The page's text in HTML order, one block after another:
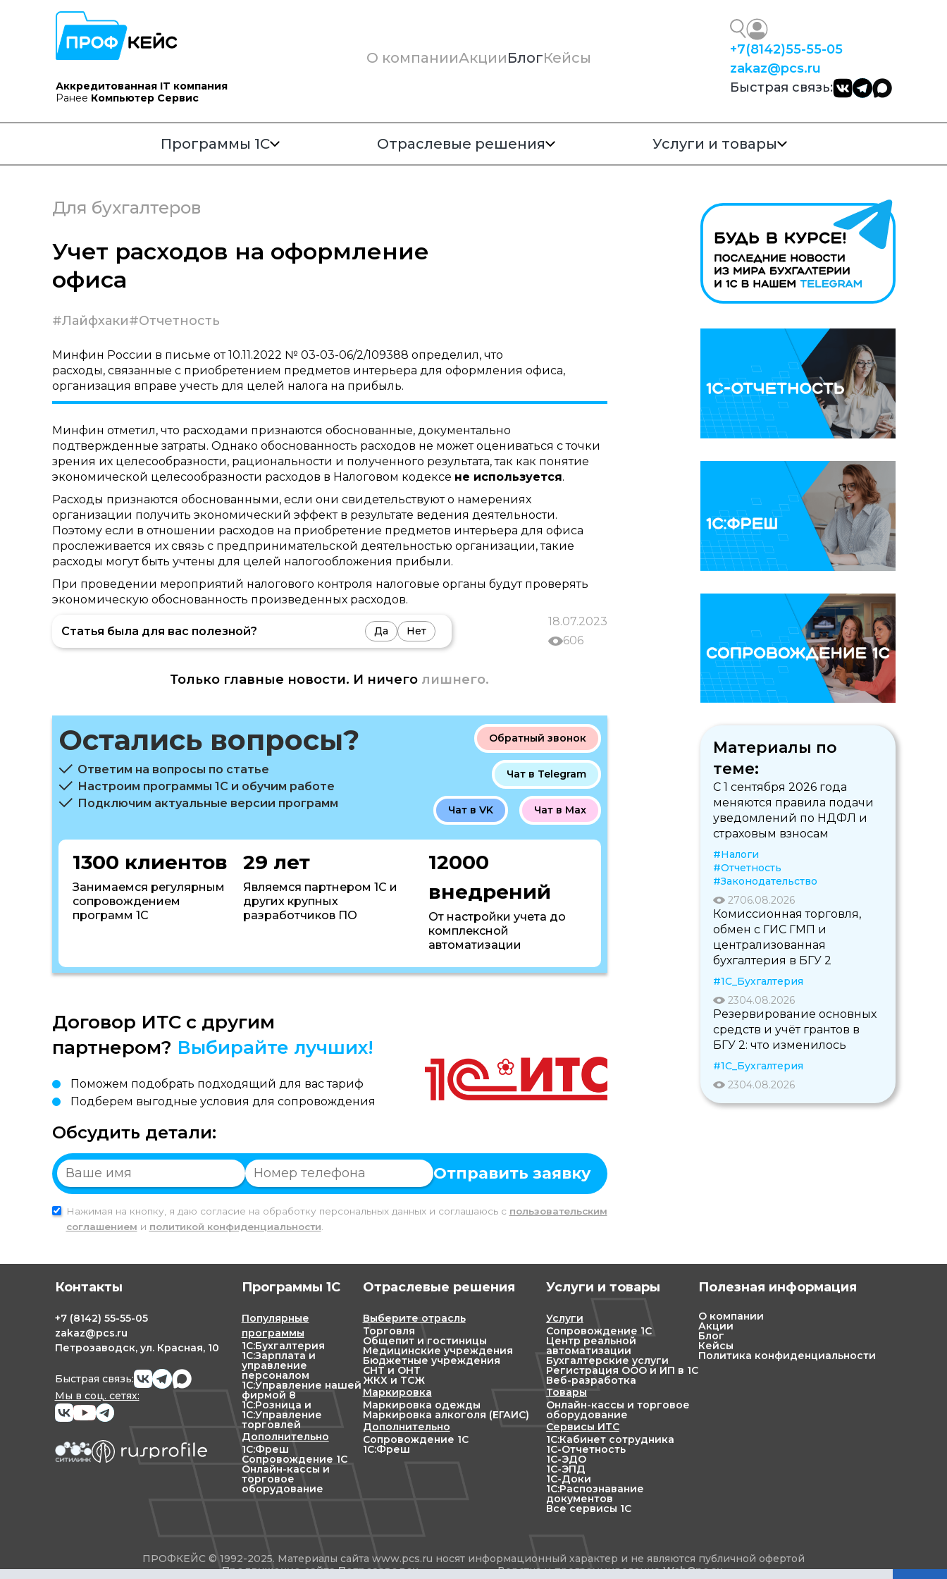
Аккредитованная IT компания
Ранее Компьютер Сервис
О компанииАкцииБлогКейсы
+7(8142)55-55-05
zakaz@pcs.ru
Быстрая связь:
Программы 1С Отраслевые решения Услуги и товары
Для бухгалтеров
Учет расходов на оформление
офиса
#Лайфхаки#Отчетность
Минфин России в письме от 10.11.2022 № 03-03-06/2/109388 определил, что
расходы, связанные с приобретением предметов интерьера для оформления офиса,
организация вправе учесть для целей налога на прибыль.
Минфин отметил, что расходами признаются обоснованные, документально
подтвержденные затраты. Однако обоснованность расходов не может оцениваться с точки
зрения их целесообразности, рациональности и полученного результата, так как понятие
экономической целесообразности расходов в Налоговом кодексе не используется.
Расходы признаются обоснованными, если они свидетельствуют о намерениях
организации получить экономический эффект в результате ведения деятельности.
Поэтому если в отношении расходов на приобретение предметов интерьера для офиса
прослеживается их связь с предпринимательской деятельностью организации, такие
расходы могут быть учтены для целей налогообложения прибыли.
При проведении мероприятий налогового контроля налоговые органы будут проверять
экономическую обоснованность произведенных расходов.
18.07.2023
606
Статья была для вас полезной? Да Нет
Только главные новости. И ничего лишнего.
Остались вопросы?
Ответим на вопросы по статье
Настроим программы 1С и обучим работе
Подключим актуальные версии программ
Обратный звонок
Чат в Telegram
Чат в Max
Чат в VK
1300 клиентов
Занимаемся регулярным
сопровождением
программ 1С
29 лет
Являемся партнером 1С и
других крупных
разработчиков ПО
12000
внедрений
От настройки учета до
комплексной
автоматизации
Договор ИТС с другим
партнером? Выбирайте лучших!
Поможем подобрать подходящий для вас тариф
Подберем выгодные условия для сопровождения
Обсудить детали:
Отправить заявку
Нажимая на кнопку, я даю согласие на обработку персональных данных и соглашаюсь c пользовательским
соглашением и политикой конфиденциальности
Материалы по
теме:
С 1 сентября 2026 года
меняются правила подачи
уведомлений по НДФЛ и
страховым взносам
#Налоги
#Отчетность
#Законодательство
2706.08.2026
Комиссионная торговля,
обмен с ГИС ГМП и
централизованная
бухгалтерия в БГУ 2
#1С_Бухгалтерия
2304.08.2026
Резервирование основных
средств и учёт грантов в
БГУ 2: что изменилось
#1С_Бухгалтерия
2304.08.2026
Контакты
+7 (8142) 55-55-05
zakaz@pcs.ru
Петрозаводск, ул. Красная, 10
Быстрая связь:
Мы в соц. сетях:
Программы 1С
Популярные
программы
1С:Бухгалтерия
1С:Зарплата и
управление
персоналом
1С:Управление нашей
фирмой 8
1С:Розница и
1С:Управление
торговлей
Дополнительно
1С:Фреш
Сопровождение 1С
Онлайн-кассы и
торговое
оборудование
Отраслевые решения
Выберите отрасль
Торговля
Общепит и гостиницы
Медицинские учреждения
Бюджетные учреждения
СНТ и ОНТ
ЖКХ и ТСЖ
Маркировка
Маркировка одежды
Маркировка алкоголя (ЕГАИС)
Дополнительно
Сопровождение 1С
1С:Фреш
Услуги и товары
Услуги
Сопровождение 1С
Центр реальной
автоматизации
Бухгалтерские услуги
Регистрация ООО и ИП в 1С
Веб-разработка
Товары
Онлайн-кассы и торговое
оборудование
Сервисы ИТС
1С:Кабинет сотрудника
1С-Отчетность
1С-ЭДО
1С-ЭПД
1С-Доки
1С:Распознавание
документов
Все сервисы 1С
Полезная информация
О компании
Акции
Блог
Кейсы
Политика конфиденциальности
ПРОФКЕЙС © 1992-2025. Материалы сайта www.pcs.ru носят информационный характер и не являются публичной офертой
Продвижение сайта Петрозаводск
Верстка и программированиеWebOne.su.